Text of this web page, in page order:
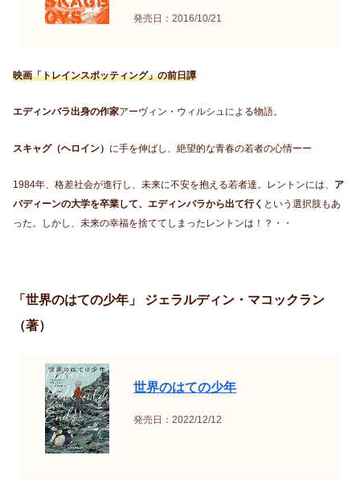
発売日：2016/10/21
映画「トレインスポッティング」の前日譚
エディンバラ出身の作家アーヴィン・ウィルシュによる物語。
スキャグ（ヘロイン） に手を伸ばし、絶望的な青春の若者の心情ーー
1984年、格差社会が進行し、未来に不安を抱える若者達。レントンには、 ア
バディーンの大学を卒業して、エディンバラから出て行く という選択肢もあ
った。しかし、未来の幸福を捨ててしまったレントンは！？・・
「世界のはての少年」 ジェラルディン・マコックラン
（著）
世界のはての少年
発売日：2022/12/12